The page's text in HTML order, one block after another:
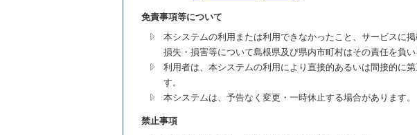
免責事項等について
本システムの利用または利用できなかったこと、サービスに
損失・損害等について島根県及び県内市町村はその責任を負い
利用者は、本システムの利用により直接的あるいは間接的に
す。
本システムは、予告なく変更・一時休止する場合があります。
禁止事項